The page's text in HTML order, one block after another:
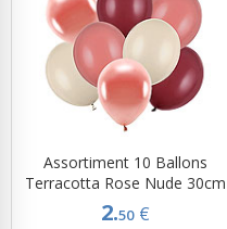
Assortiment 10 Ballons
Terracotta Rose Nude 30cm
2.50 €